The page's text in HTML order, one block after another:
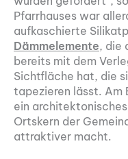
Pfarrhauses war
aufkaschierte
Dämmelemente, die
bereits mit dem
Sichtfläche hat, die
tapezieren lässt. Am
ein
Ortskern der
attraktiver macht.